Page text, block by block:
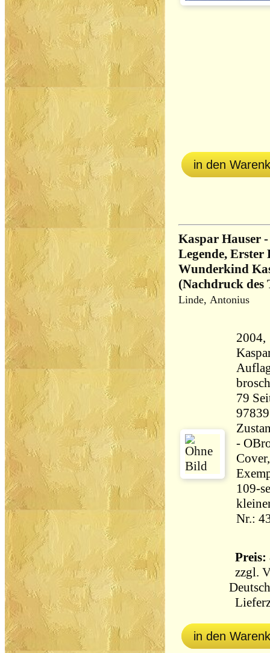
in den
Kaspar Hauser
Legende, Erster
Wunderkind
(Nachdruck des
Linde, Antonius
2004,
79 Seiten
-
109-
Nr.:
Preis:
zzgl.
in den